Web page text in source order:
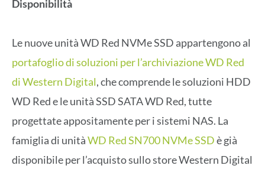
Disponibilità
Le nuove unità WD Red NVMe SSD appartengono al
portafoglio di soluzioni per l’archiviazione WD Red
di Western Digital, che comprende le soluzioni HDD
WD Red e le unità SSD SATA WD Red, tutte
progettate appositamente per i sistemi NAS. La
famiglia di unitàWD Red SN700 NVMe SSDè già
disponibile per l’acquisto sullo store Western Digital